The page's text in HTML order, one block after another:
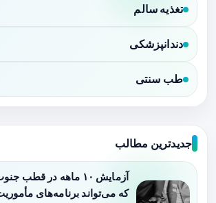
تغذیه سالم
دندانپزشکی
طب سنتی
جدیدترین مطالب
آزمایش ۱۰ ماهه در
که می‌تواند برنامه‌های